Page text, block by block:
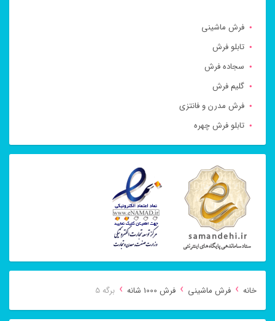
فرش ماشینی
تابلو فرش
سجاده فرش
گلیم فرش
فرش مدرن و فانتزی
تابلو فرش چهره
خانه › فرش ماشینی › فرش 1000 شانه › برگه 5